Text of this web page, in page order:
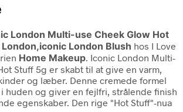
London Multi-use Cheek Glow Hot
London,iconic London Blush hos I Love
Home Makeup. Iconic London Multi-
Stuff 5g er skabt til at give en varm,
og læber. Denne cremede formel
huden og giver en fejlfri, strålende finish
egenskaber. Den rige "Hot Stuff"-nua